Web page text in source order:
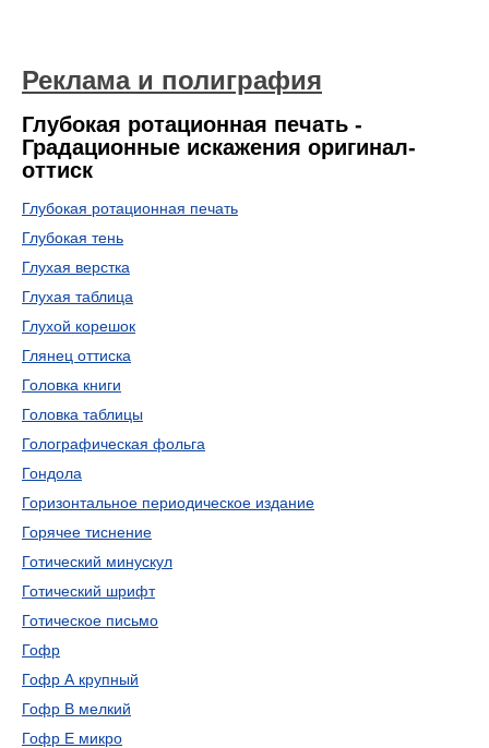
Реклама и полиграфия
Глубокая ротационная печать -
Градационные искажения оригинал-
оттиск
Глубокая ротационная печать
Глубокая тень
Глухая верстка
Глухая таблица
Глухой корешок
Глянец оттиска
Головка книги
Головка таблицы
Голографическая фольга
Гондола
Горизонтальное периодическое издание
Горячее тиснение
Готический минускул
Готический шрифт
Готическое письмо
Гофр
Гофр А крупный
Гофр В мелкий
Гофр Е микро